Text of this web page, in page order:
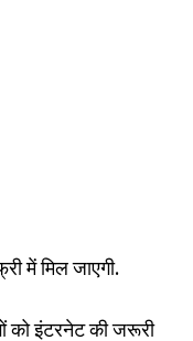
में मिल जाएगी.
को इंटरनेट की जरूरी